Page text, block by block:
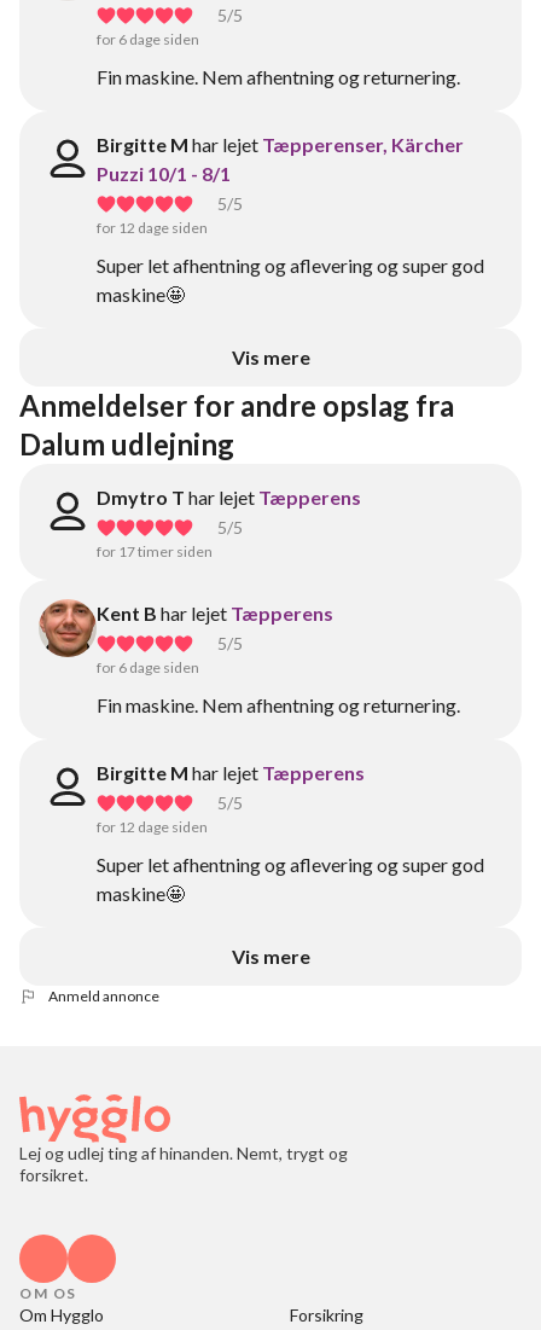
5/5
for 6 dage siden
Fin maskine. Nem afhentning og returnering.
Birgitte M har lejet Tæpperenser, Kärcher
Puzzi 10/1 - 8/1
5/5
for 12 dage siden
Super let afhentning og aflevering og super god
maskine🤩
Vis mere
Anmeldelser for andre opslag fra
Dalum udlejning
Dmytro T har lejet Tæpperens
5/5
for 17 timer siden
Kent B har lejet Tæpperens
5/5
for 6 dage siden
Fin maskine. Nem afhentning og returnering.
Birgitte M har lejet Tæpperens
5/5
for 12 dage siden
Super let afhentning og aflevering og super god
maskine🤩
Vis mere
Anmeld annonce
Lej og udlej ting af hinanden. Nemt, trygt og
forsikret.
OM OS
Om Hygglo Forsikring